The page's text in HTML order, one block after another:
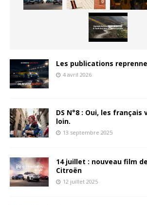
Les publications
4 avril 2026
DS N°8 : Oui, les
loin.
13 septembre 2025
14 juillet : nouveau film
Citroën
12 juillet 2025